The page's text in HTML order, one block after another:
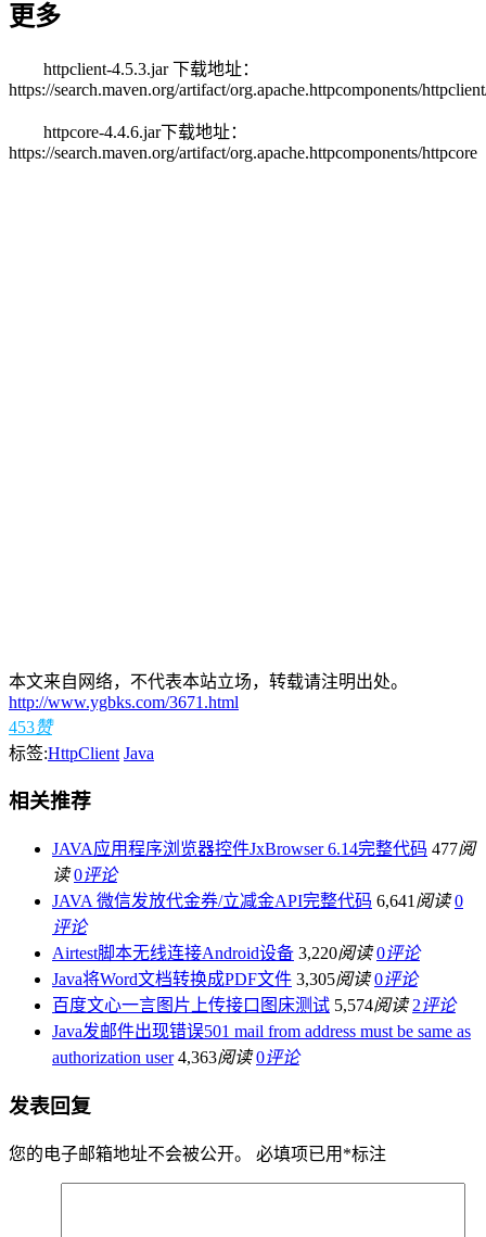
更多
httpclient-4.5.3.jar 下载地址：
https://search.maven.org/artifact/org.apache.httpcomponents/
httpcore-4.4.6.jar下载地址：
https://search.maven.org/artifact/org.apache.httpcomponents/httpcore
本文来自网络，不代表本站立场，转载请注明出处。
http://www.ygbks.com/3671.html
453赞
标签:HttpClient Java
相关推荐
JAVA应用程序浏览器控件JxBrowser 6.14完整代码 477阅
读 0评论
JAVA 微信发放代金券/立减金API完整代码 6,641 阅读 0
评论
Airtest脚本无线连接Android设备 3,220阅读 0评论
Java将Word文档转换成PDF文件 3,305阅读 0评论
百度文心一言图片上传接口图床测试 5,574阅读 2评论
Java发邮件出现错误501 mail from address must be same as
authorization user 4,363阅读 0评论
发表回复
您的电子邮箱地址不会被公开。 必填项已用 *标注